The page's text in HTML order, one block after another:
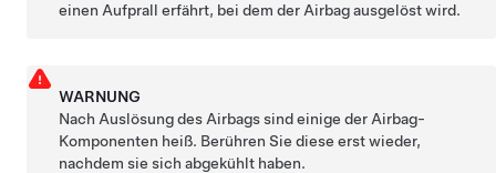
einen Aufprall erfährt, bei dem der Airbag ausgelöst wird.
WARNUNG
Nach Auslösung des Airbags sind einige der Airbag-
Komponenten heiß. Berühren Sie diese erst wieder,
nachdem sie sich abgekühlt haben.